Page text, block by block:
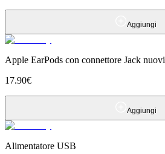
Aggiungi
Apple EarPods con connettore Jack nuovi
17.90€
Aggiungi
Alimentatore USB